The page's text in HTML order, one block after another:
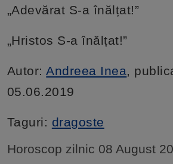
„Adevărat S-a înălțat!”
„Hristos S-a înălțat!”
Autor:Andreea Inea,
05.06.2019
Taguri: dragoste
Horoscop zilnic 08 August